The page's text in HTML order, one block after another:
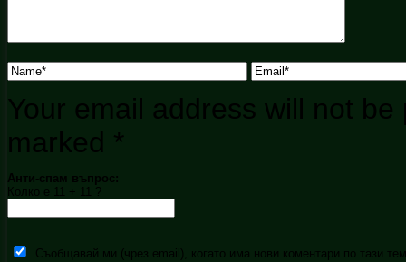
Your email address will not
marked *
Анти-спам въпрос:
Колко е 11 + 11 ?
Съобщавай ми (чрез email), когато има нови коментари по тази